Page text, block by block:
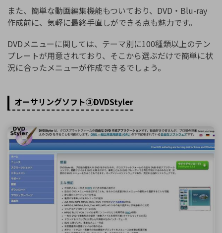
また、簡単な動画編集機能もついており、DVD・Blu-ray
作成前に、気軽に最終手直しができる点も魅力です。
DVDメニューに関しては、テーマ別に100種類以上のテン
プレートが用意されており、そこから選ぶだけで簡単に状
況に合ったメニューが作成できるでしょう。
オーサリングソフト③DVDStyler